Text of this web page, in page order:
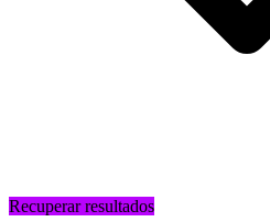
Recuperar resultados